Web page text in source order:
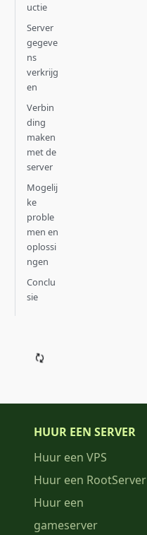
uctie
Server
gegeve
ns
verkrijg
en
Verbin
ding
maken
met de
server
Mogelij
ke
proble
men en
oplossi
ngen
Conclu
sie
HUUR EEN SERVER
Huur een VPS
Huur een RootServer
Huur een
gameserver